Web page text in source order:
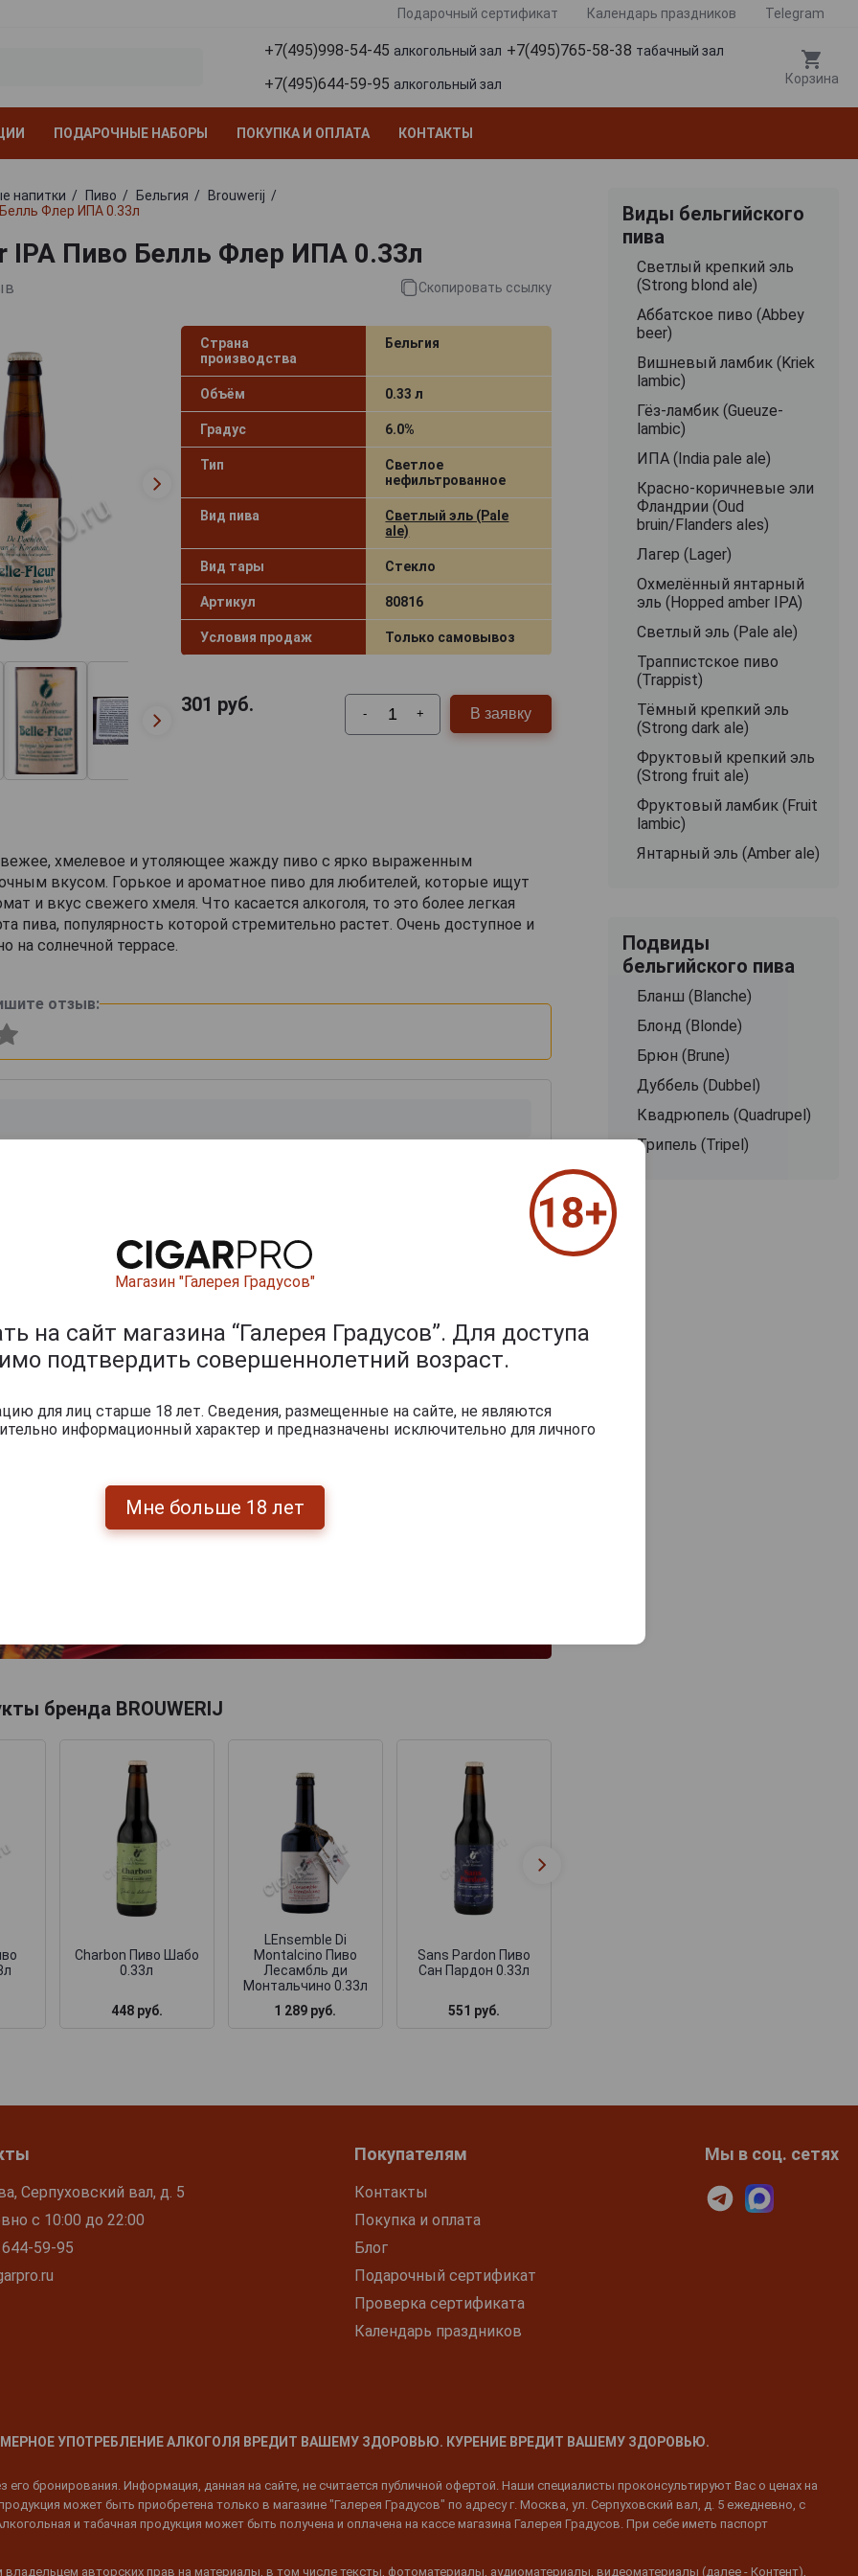
Подарочный сертификат Календарь праздников Telegram
+7(495)998-54-45 алкогольный зал +7(495)765-58-38 табачный зал
+7(495)644-59-95 алкогольный зал Корзина
ПОДАРОЧНЫЕ НАБОРЫ ПОКУПКА И ОПЛАТА КОНТАКТЫ
напитки Пиво Бельгия
Brouwerij
Белль Флер ИПА 0.33л
IPA Пиво Белль Флер ИПА 0.33л
Скопировать ссылку
Страна
производства
Бельгия
Объём 0.33 л
Градус 6.0%
Тип
Светлое
нефильтрованное
Вид пива
Светлый эль (Pale
ale)
Вид тары Стекло
Артикул 80816
Условия продаж Только самовывоз
301 руб. - + В заявку
хмелевое и утоляющее жажду пиво с ярко выраженным
вкусом. Горькое и ароматное пиво для любителей, которые ищут
и вкус свежего хмеля. Что касается алкоголя, то это более легкая
пива, популярность которой стремительно растет. Очень доступное и
на солнечной террасе.
отзыв:
бренда BROUWERIJ
Charbon Пиво Шабо
0.33л
448 руб.
LEnsemble Di
Montalcino Пиво
Лесамбль ди
Монтальчино 0.33л
1 289 руб.
Sans Pardon Пиво
Сан Пардон 0.33л
551 руб.
Виды бельгийского
пива
Cветлый крепкий эль
(Strong blond ale)
Аббатское пиво (Abbey
beer)
Вишневый ламбик (Kriek
lambic)
Гёз-ламбик (Gueuze-
lambic)
ИПА (India pale ale)
Красно-коричневые эли
Фландрии (Oud
bruin/Flanders ales)
Лагер (Lager)
Охмелённый янтарный
эль (Hopped amber IPA)
Светлый эль (Pale ale)
Траппистское пиво
(Trappist)
Тёмный крепкий эль
(Strong dark ale)
Фруктовый крепкий эль
(Strong fruit ale)
Фруктовый ламбик (Fruit
lambic)
Янтарный эль (Amber ale)
Подвиды
бельгийского пива
Бланш (Blanche)
Блонд (Blonde)
Брюн (Brune)
Дуббель (Dubbel)
Квадрюпель (Quadrupel)
Трипель (Tripel)
Серпуховский вал, д. 5
с 10:00 до 22:00
59-95
Покупателям
Контакты
Покупка и оплата
Блог
Подарочный сертификат
Проверка сертификата
Календарь праздников
Мы в соц. сетях
УПОТРЕБЛЕНИЕ АЛКОГОЛЯ ВРЕДИТ ВАШЕМУ ЗДОРОВЬЮ. КУРЕНИЕ ВРЕДИТ ВАШЕМУ ЗДОРОВЬЮ.
бронирования. Информация, данная на сайте, не считается публичной офертой. Наши специалисты проконсультируют Вас о ценах на
может быть приобретена только в магазине "Галерея Градусов" по адресу г. Москва, ул. Серпуховский вал, д. 5 ежедневно, с
и табачная продукция может быть получена и оплачена на кассе магазина Галерея Градусов. При себе иметь паспорт
авторских прав на материалы, в том числе тексты, фотоматериалы, аудиоматериалы, видеоматериалы (далее - Контент),
Магазин "Галерея Градусов"
на сайт магазина “Галерея Градусов”. Для доступа
подтвердить совершеннолетний возраст.
для лиц старше 18 лет. Сведения, размещенные на сайте, не являются
информационный характер и предназначены исключительно для личного
Мне больше 18 лет